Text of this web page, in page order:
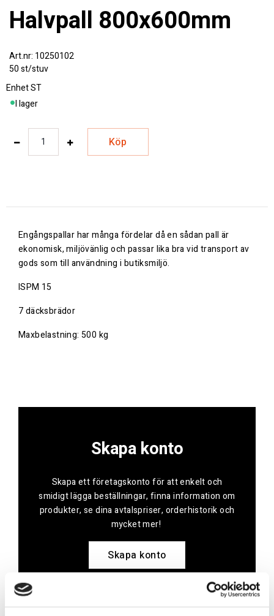
Halvpall 800x600mm
10250102
50 st/stuv
EnhetST
I lager
Köp
Engångspallar har många fördelar då en sådan pall är
ekonomisk, miljövänlig och passar lika bra vid transport av
gods som till användning i butiksmiljö.
ISPM 15
7 däcksbrädor
Maxbelastning: 500 kg
Skapa konto
Skapa ett företagskonto för att enkelt och
smidigt lägga beställningar, finna information om
produkter, se dina avtalspriser, orderhistorik och
mycket mer!
Skapa konto